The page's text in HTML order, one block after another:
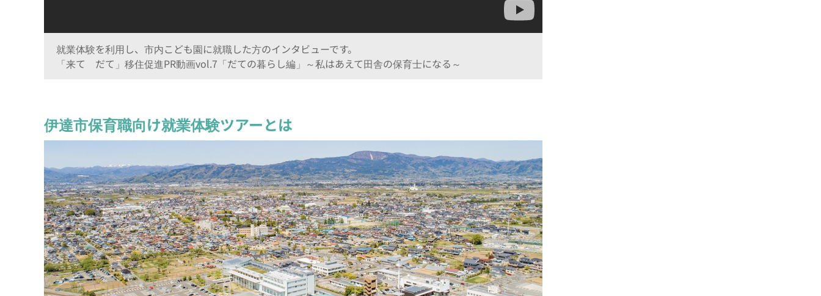
就業体験を利用し、市内こども園に就職した方のインタビューです。
「来て だて」移住促進PR動画vol.7「だての暮らし編」～私はあえて田舎の保育士になる～
伊達市保育職向け就業体験ツアーとは